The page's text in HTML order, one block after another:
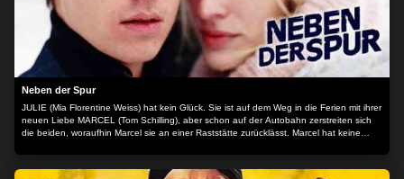
abscheuliche und mal erfreuliche Art und Weise… Der Inhalt wird bereitgestellt von:
PLAION PICTURES GmbH, Lochhamer Str. 9, 82152 Planegg/München
Neben der Spur
JULIE (Mia Florentine Weiss) hat kein Glück. Sie ist auf dem Weg in die Ferien mit ihrer
neuen Liebe MARCEL (Tom Schilling), aber schon auf der Autobahn zerstreiten sich
die beiden, woraufhin Marcel sie an einer Raststätte zurücklässt. Marcel hat keine
elterlichem Feriendomizil trifft er auf SUSAN (Gabrielle Scharnitzky), ihre Mutter. Susan
ist Malerin und hat keinen Mann. HEINRICH (Axel Milberg), ein Manager, sucht sie nur